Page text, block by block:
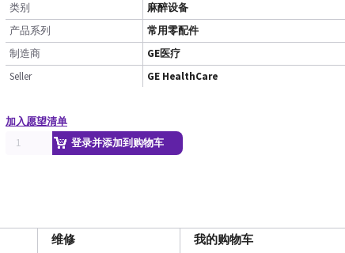
类别
麻醉设备
产品系列
常用零配件
制造商
GE医疗
Seller
GE HealthCare
加入愿望清单
登录并添加到购物车
维修 我的购物车